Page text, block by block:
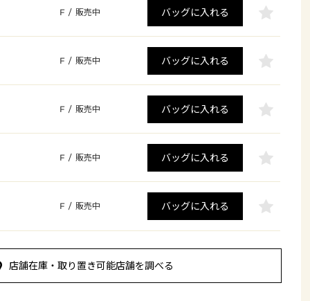
F / 販売中 バッグに入れる
F / 販売中 バッグに入れる
F / 販売中 バッグに入れる
F / 販売中 バッグに入れる
F / 販売中 バッグに入れる
店舗在庫・取り置き可能店舗を調べる